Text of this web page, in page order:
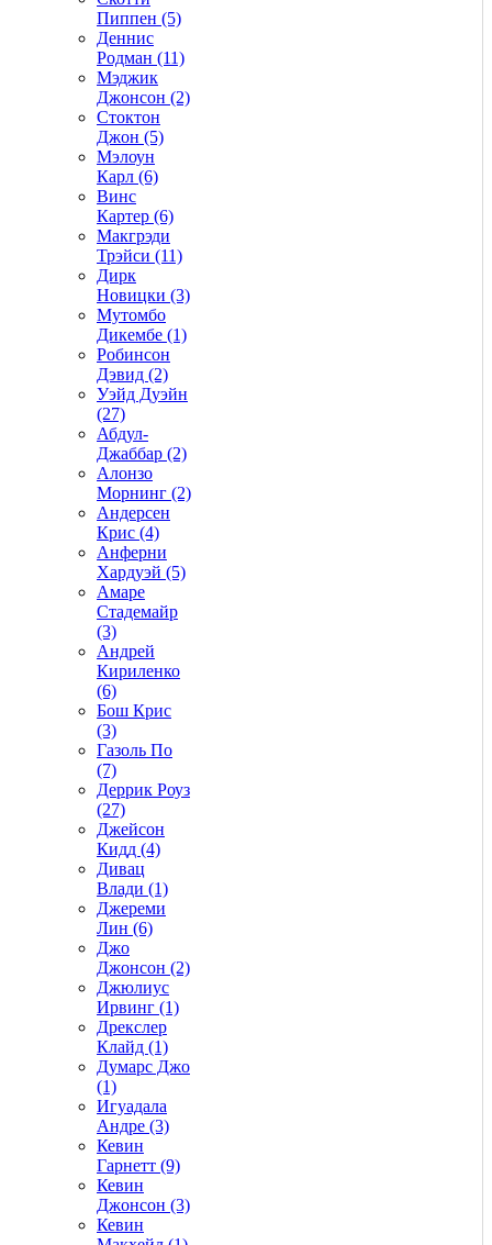
Пиппен (5)
Деннис
Родман (11)
Мэджик
Джонсон (2)
Стоктон
Джон (5)
Мэлоун
Карл (6)
Винс
Картер (6)
Макгрэди
Трэйси (11)
Дирк
Новицки (3)
Мутомбо
Дикембе (1)
Робинсон
Дэвид (2)
Уэйд Дуэйн
(27)
Абдул-
Джаббар (2)
Алонзо
Морнинг (2)
Андерсен
Крис (4)
Анферни
Xардуэй (5)
Амаре
Стадемайр
(3)
Андрей
Кириленко
(6)
Бош Крис
(3)
Газоль По
(7)
Деррик Роуз
(27)
Джейсон
Кидд (4)
Дивац
Влади (1)
Джереми
Лин (6)
Джо
Джонсон (2)
Джюлиус
Ирвинг (1)
Дрекслер
Клайд (1)
Думарс Джо
(1)
Игуадала
Андре (3)
Кевин
Гарнетт (9)
Кевин
Джонсон (3)
Кевин